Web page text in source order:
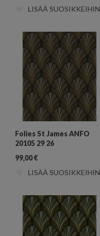
LISÄÄ SUOSIKKEIHIN
Folies St James ANFO
20105 29 26
99,00€
LISÄÄ SUOSIKKEIHIN